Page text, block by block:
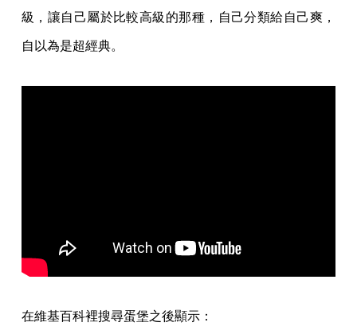
級，讓自己屬於比較高級的那種，自己分類給自己爽，
自以為是超經典。
在維基百科裡搜尋蛋堡之後顯示：